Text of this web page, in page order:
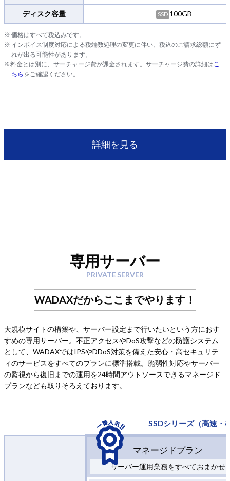
ディスク容量 SSD 100GB
※ 価格はすべて税込みです。
※ インボイス制度対応による税端数処理の変更に伴い、税込のご請求総額にず
れが出る可能性があります。
※料金とは別に、サーチャージ費が課金されます。サーチャージ費の詳細はこ
ちら をご確認ください。
詳細を見る
専用サーバー
PRIVATE SERVER
WADAXだからここまでやります！
大規模サイトの構築や、サーバー設定まで行いたいという方におす
すめの専用サーバー。不正アクセスやDoS攻撃などの防護システム
として、WADAXではIPSやDDoS対策を備えた安心・高セキュリテ
ィのサービスをすべてのプランに標準搭載。脆弱性対応やサーバー
の監視から復旧までの運用を24時間アウトソースできるマネージド
プランなども取りそろえております。
SSDシリーズ（高速・
マネージドプラン
サーバー運用業務をすべておまかせ